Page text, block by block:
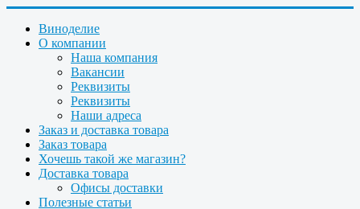
Виноделие
О компании
Наша компания
Вакансии
Реквизиты
Реквизиты
Наши адреса
Заказ и доставка товара
Заказ товара
Хочешь такой же магазин?
Доставка товара
Офисы доставки
Полезные статьи